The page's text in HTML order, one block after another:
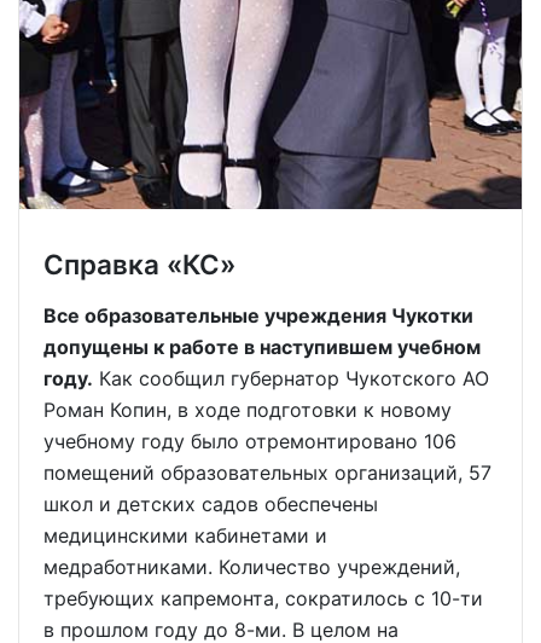
Справка «КС»
Все образовательные учреждения Чукотки
допущены к работе в наступившем учебном
году. Как сообщил губернатор Чукотского АО
Роман Копин, в ходе подготовки к новому
учебному году было отремонтировано 106
помещений образовательных организаций, 57
школ и детских садов обеспечены
медицинскими кабинетами и
медработниками. Количество учреждений,
требующих капремонта, сократилось с 10-ти
в прошлом году до 8-ми. В целом на